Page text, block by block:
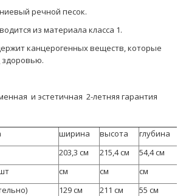
речной песок.
из материала класса 1.
канцерогенных веществ, которые
здоровью.
и эстетичная 2-летняя гарантия
ширина высота
глубина
203,3 см 215,4 см
54,4 см
см см
см
129 см 211 см
55 см